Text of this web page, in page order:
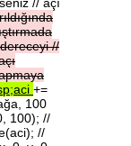
// açı
dereceyi//
+=
100
100); //
//